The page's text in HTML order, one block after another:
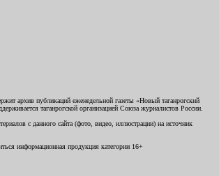
архив публикаций еженедельной газеты «Новый таганрогский
таганрогской организацией Союза журналистов России.
с данного сайта (фото, видео, иллюстрации) на источник
информационная продукция категории 16+